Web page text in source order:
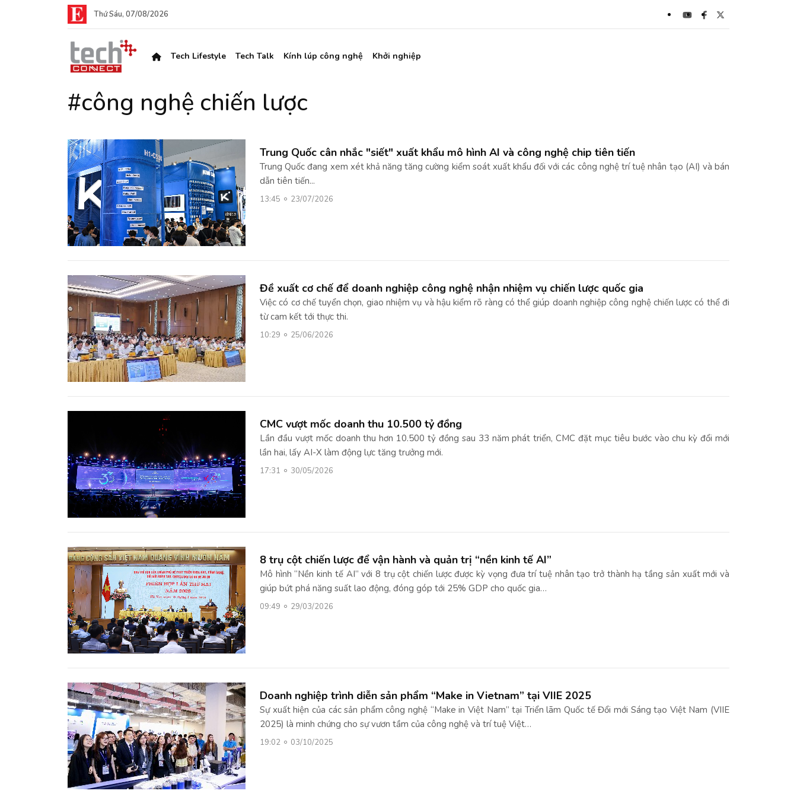
Thứ Sáu, 07/08/2026
Tech Lifestyle Tech Talk Kính lúp công nghệ Khởi nghiệp
#công nghệ chiến lược
Trung Quốc cân nhắc "siết" xuất khẩu mô hình AI và công nghệ chip tiên tiến
Trung Quốc đang xem xét khả năng tăng cường kiểm soát xuất khẩu đối với các công nghệ trí tuệ nhân tạo (AI) và bán
dẫn tiên tiến...
13:45 23/07/2026
Đề xuất cơ chế để doanh nghiệp công nghệ nhận nhiệm vụ chiến lược quốc gia
Việc có cơ chế tuyển chọn, giao nhiệm vụ và hậu kiểm rõ ràng có thể giúp doanh nghiệp công nghệ chiến lược có thể đi
từ cam kết tới thực thi.
10:29 25/06/2026
CMC vượt mốc doanh thu 10.500 tỷ đồng
Lần đầu vượt mốc doanh thu hơn 10.500 tỷ đồng sau 33 năm phát triển, CMC đặt mục tiêu bước vào chu kỳ đổi mới
lần hai, lấy AI-X làm động lực tăng trưởng mới.
17:31 30/05/2026
8 trụ cột chiến lược để vận hành và quản trị “nền kinh tế AI”
Mô hình “Nền kinh tế AI” với 8 trụ cột chiến lược được kỳ vọng đưa trí tuệ nhân tạo trở thành hạ tầng sản xuất mới và
giúp bứt phá năng suất lao động, đóng góp tới 25% GDP cho quốc gia…
09:49 29/03/2026
Doanh nghiệp trình diễn sản phẩm “Make in Vietnam” tại VIIE 2025
Sự xuất hiện của các sản phẩm công nghệ “Make in Việt Nam” tại Triển lãm Quốc tế Đổi mới Sáng tạo Việt Nam (VIIE
2025) là minh chứng cho sự vươn tầm của công nghệ và trí tuệ Việt…
19:02 03/10/2025